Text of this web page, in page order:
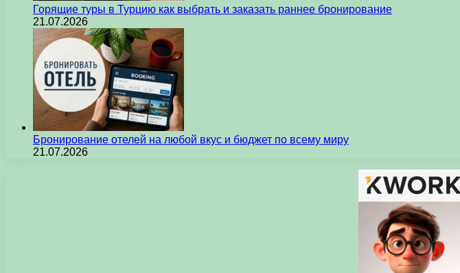
Горящие туры в Турцию как выбрать и заказать раннее бронирование
21.07.2026
Бронирование отелей на любой вкус и бюджет по всему миру
21.07.2026